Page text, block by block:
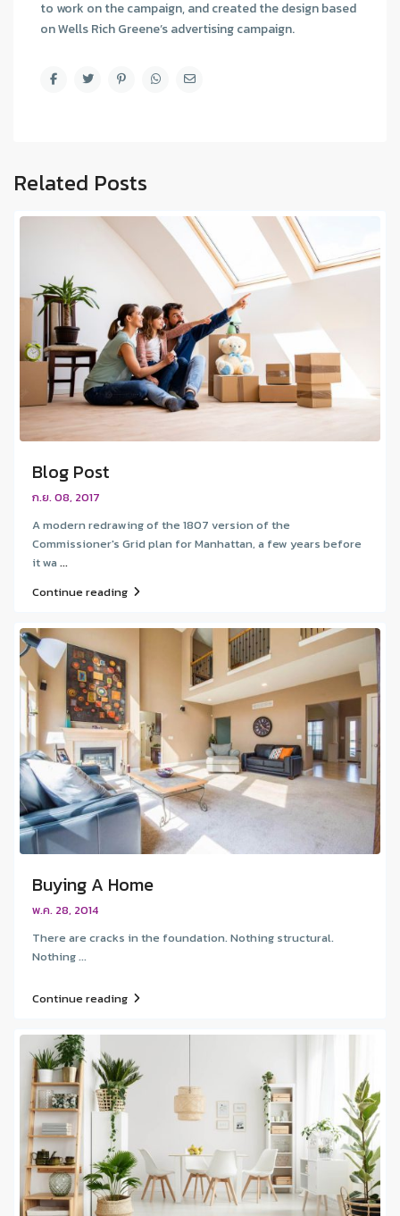
to work on the campaign, and created the design based
on Wells Rich Greene’s advertising campaign.
Related Posts
Blog Post
ก.ย. 08, 2017
A modern redrawing of the 1807 version of the
Commissioner's Grid plan for Manhattan, a few years before
it wa...
Continue reading
Buying A Home
พ.ค. 28, 2014
There are cracks in the foundation. Nothing structural.
Nothing ...
Continue reading